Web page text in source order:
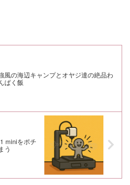
風の海辺キャンプとオヤジ達の絶品わ
ぱく飯
miniをポチ
う